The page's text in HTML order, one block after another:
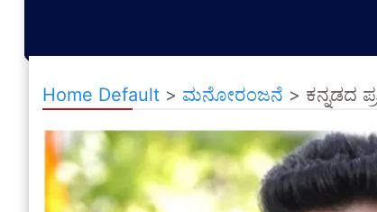
Home Default > ಮನೋರಂಜನೆ > ಕನ್ನಡದ